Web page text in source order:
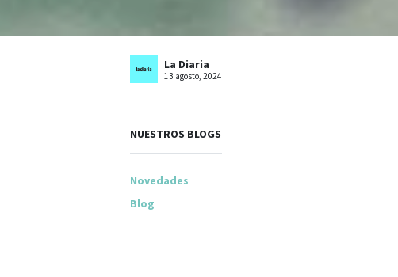
La Diaria
13 agosto, 2024
NUESTROS BLOGS
Novedades
Blog